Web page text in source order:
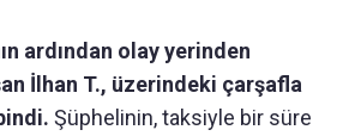
ardından olay yerinden
İlhan T., üzerindeki çarşafla
Şüphelinin, taksiyle bir süre